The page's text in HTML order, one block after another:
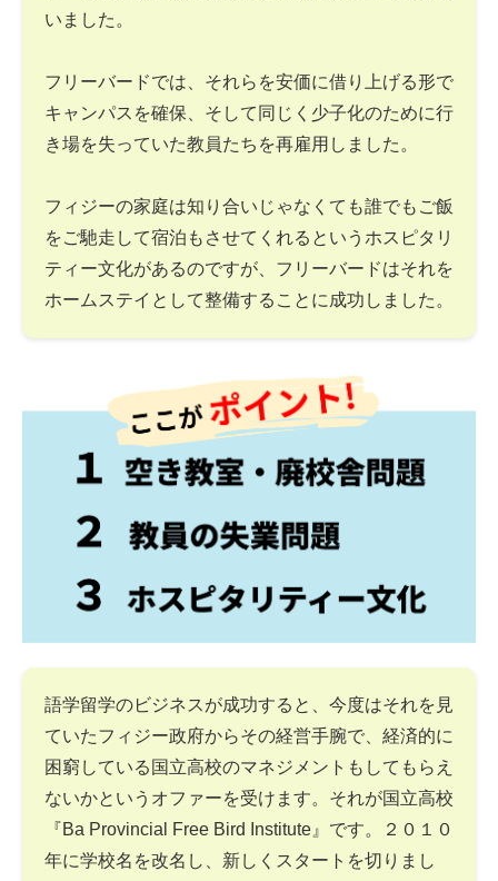
いました。
フリーバードでは、それらを安価に借り上げる形で
キャンパスを確保、そして同じく少子化のために行
き場を失っていた教員たちを再雇用しました。
フィジーの家庭は知り合いじゃなくても誰でもご飯
をご馳走して宿泊もさせてくれるというホスピタリ
ティー文化があるのですが、フリーバードはそれを
ホームステイとして整備することに成功しました。
語学留学のビジネスが成功すると、今度はそれを見
ていたフィジー政府からその経営手腕で、経済的に
困窮している国立高校のマネジメントもしてもらえ
ないかというオファーを受けます。それが国立高校
『Ba Provincial Free Bird Institute』です。２０１０
年に学校名を改名し、新しくスタートを切りまし